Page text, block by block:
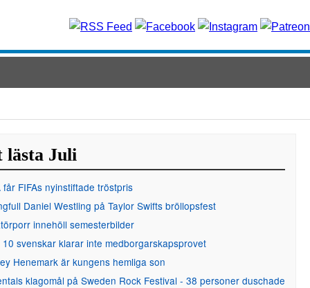
lästa Juli
får FIFAs nyinstiftade tröstpris
Daniel Westling på Taylor Swifts bröllopsfest
innehöll semesterbilder
10 svenskar klarar inte medborgarskapsprovet
Henemark är kungens hemliga son
klagomål på Sweden Rock Festival - 38 personer duschade